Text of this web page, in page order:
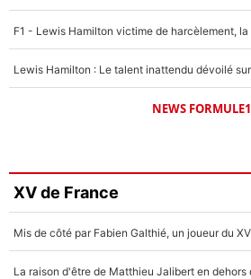
NEWS FORMULE1
XV de France